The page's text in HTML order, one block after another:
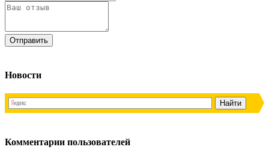
Новости
Комментарии пользователей